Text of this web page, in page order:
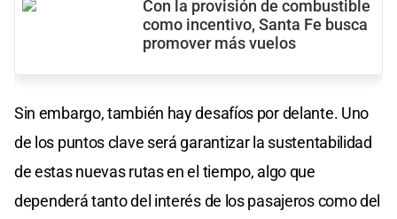
Con la provisión de combustible
como incentivo, Santa Fe busca
promover más vuelos
Sin embargo, también hay desafíos por delante. Uno
de los puntos clave será garantizar la sustentabilidad
de estas nuevas rutas en el tiempo, algo que
dependerá tanto del interés de los pasajeros como del